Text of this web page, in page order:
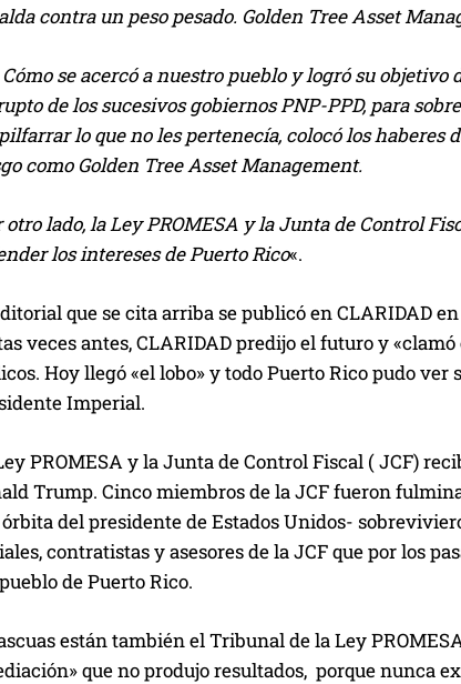
contra un peso pesado. Golden Tree Asset
Cómo se acercó a nuestro pueblo y logró su
de los sucesivos gobiernos PNP-PPD, para
lo que no les pertenecía, colocó los haberes
como Golden Tree Asset Management.
otro lado, la Ley PROMESA y la Junta de Control
los intereses de Puerto Rico«.
que se cita arriba se publicó en CLARIDAD
veces antes, CLARIDAD predijo el futuro y
Hoy llegó «el lobo» y todo Puerto Rico pudo
Imperial.
PROMESA y la Junta de Control Fiscal ( JCF)
Trump. Cinco miembros de la JCF fueron
del presidente de Estados Unidos-
contratistas y asesores de la JCF que por los
de Puerto Rico.
están también el Tribunal de la Ley
que no produjo resultados, porque nunca